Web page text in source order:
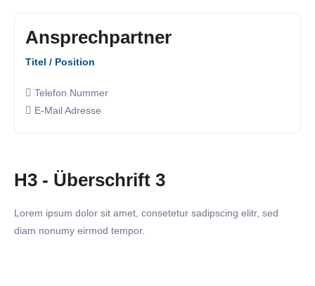
Ansprechpartner
Titel / Position
Telefon Nummer
E-Mail Adresse
H3 - Überschrift 3
Lorem ipsum dolor sit amet, consetetur sadipscing elitr, sed
diam nonumy eirmod tempor.